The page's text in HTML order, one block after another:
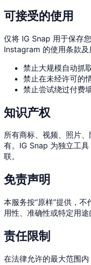
可接受的使用
仅将 IG Snap 用于保存
Instagram 的使用条款及
禁止大规模自动抓
禁止在未经许可的
禁止尝试绕过付费
知识产权
所有商标、视频、照片
有。IG Snap 为独立工
联。
免责声明
本服务按“原样”提供，
用性、准确性或特定用途
责任限制
在法律允许的最大范围